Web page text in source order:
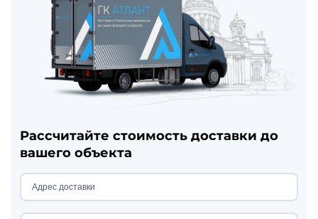
Рассчитайте стоимость доставки до
вашего объекта